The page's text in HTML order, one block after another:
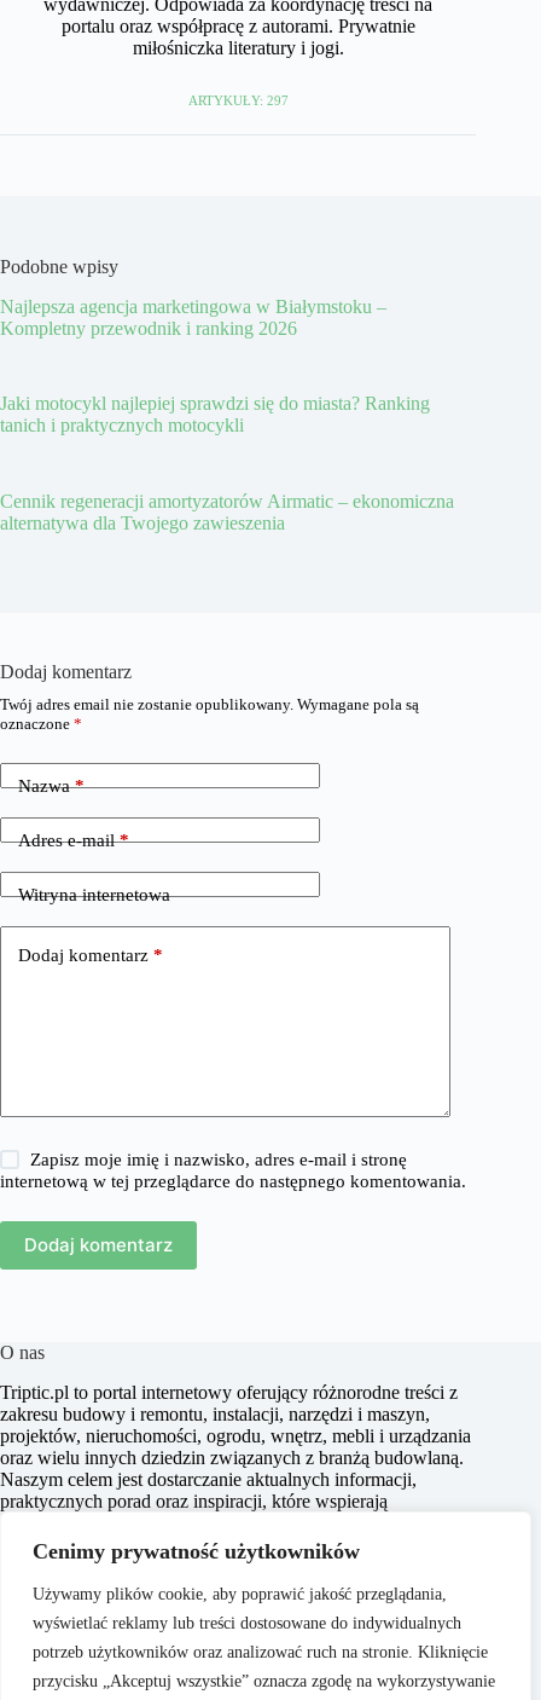
Cenimy prywatność użytkowników
Używamy plików cookie, aby poprawić jakość przeglądania,
wyświetlać reklamy lub treści dostosowane do indywidualnych
potrzeb użytkowników oraz analizować ruch na stronie. Kliknięcie
przycisku „Akceptuj wszystkie” oznacza zgodę na wykorzystywanie
portalu oraz współpracę z autorami. Prywatnie
miłośniczka literatury i jogi.
ARTYKUŁY: 297
Podobne wpisy
Najlepsza agencja marketingowa w Białymstoku –
Kompletny przewodnik i ranking 2026
Jaki motocykl najlepiej sprawdzi się do miasta? Ranking
tanich i praktycznych motocykli
Cennik regeneracji amortyzatorów Airmatic – ekonomiczna
alternatywa dla Twojego zawieszenia
Dodaj komentarz
Twój adres email nie zostanie opublikowany. Wymagane pola są
oznaczone *
Nazwa*
Adres e-mail*
Witryna internetowa
Dodaj komentarz *
Zapisz moje imię i nazwisko, adres e-mail i stronę
internetową w tej przeglądarce do następnego komentowania.
Dodaj komentarz
O nas
​Triptic.pl to portal internetowy oferujący różnorodne treści z
zakresu budowy i remontu, instalacji, narzędzi i maszyn,
projektów, nieruchomości, ogrodu, wnętrz, mebli i urządzania
oraz wielu innych dziedzin związanych z branżą budowlaną.
Naszym celem jest dostarczanie aktualnych informacji,
praktycznych porad oraz inspiracji, które wspierają
aranżacyjnych, a także w podejmowaniu świadomych decyzji
dotyczących nieruchomości i przestrzeni życiowej.